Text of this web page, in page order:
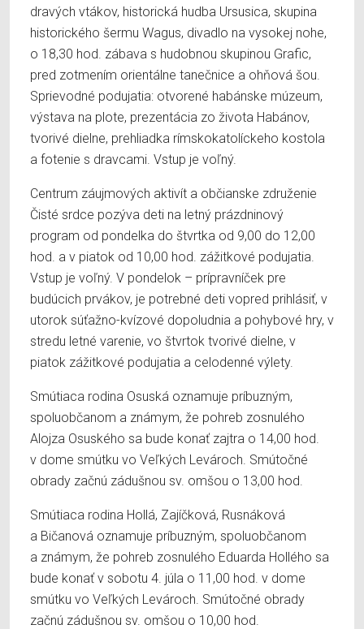
dravých vtákov, historická hudba Ursusica, skupina
historického šermu Wagus, divadlo na vysokej nohe,
o 18,30 hod. zábava s hudobnou skupinou Grafic,
pred zotmením orientálne tanečnice a ohňová šou.
Sprievodné podujatia: otvorené habánske múzeum,
výstava na plote, prezentácia zo života Habánov,
tvorivé dielne, prehliadka rímskokatolíckeho kostola
a fotenie s dravcami. Vstup je voľný.
Centrum záujmových aktivít a občianske združenie
Čisté srdce pozýva deti na letný prázdninový
program od pondelka do štvrtka od 9,00 do 12,00
hod. a v piatok od 10,00 hod. zážitkové podujatia.
Vstup je voľný. V pondelok – prípravníček pre
budúcich prvákov, je potrebné deti vopred prihlásiť, v
utorok súťažno-kvízové dopoludnia a pohybové hry, v
stredu letné varenie, vo štvrtok tvorivé dielne, v
piatok zážitkové podujatia a celodenné výlety.
Smútiaca rodina Osuská oznamuje príbuzným,
spoluobčanom a známym, že pohreb zosnulého
Alojza Osuského sa bude konať zajtra o 14,00 hod.
v dome smútku vo Veľkých Levároch. Smútočné
obrady začnú zádušnou sv. omšou o 13,00 hod.
Smútiaca rodina Hollá, Zajíčková, Rusnáková
a Bičanová oznamuje príbuzným, spoluobčanom
a známym, že pohreb zosnulého Eduarda Hollého sa
bude konať v sobotu 4. júla o 11,00 hod. v dome
smútku vo Veľkých Levároch. Smútočné obrady
začnú zádušnou sv. omšou o 10,00 hod.